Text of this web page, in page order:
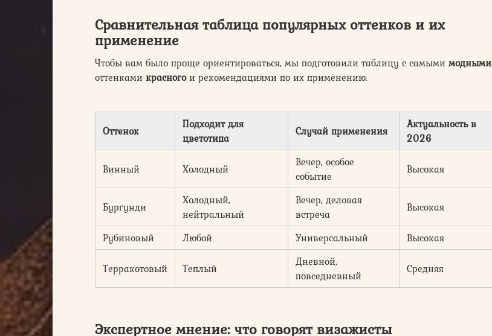
Сравнительная таблица популярных оттенков и их
применение
Чтобы вам было проще ориентироваться, мы подготовили таблицу с самыми модными
оттенками красногои рекомендациями по их применению.
Оттенок
Подходит для
цветотипа
Случай применения
Актуальность в
2026
Винный Холодный
Вечер, особое
событие
Высокая
Бургунди
Холодный,
нейтральный
Вечер, деловая
встреча
Высокая
Рубиновый Любой Универсальный Высокая
Терракотовый Теплый
Дневной,
повседневный
Средняя
Экспертное мнение: что говорят визажисты